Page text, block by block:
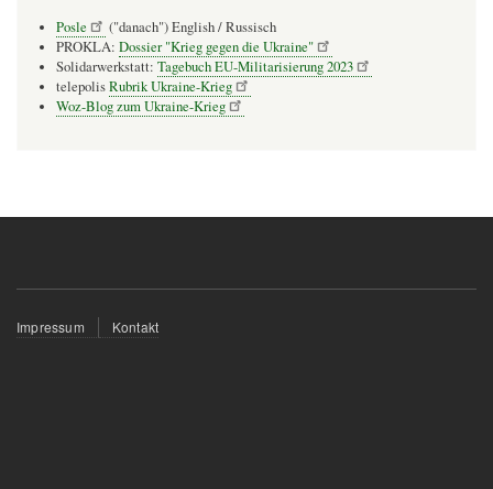
Posle
("danach") English / Russisch
PROKLA: Dossier "Krieg gegen die Ukraine"
Solidarwerkstatt: Tagebuch EU-Militarisierung 2023
telepolisRubrik Ukraine-Krieg
Woz-Blog zum Ukraine-Krieg
Fußzeilenmenü
Impressum Kontakt